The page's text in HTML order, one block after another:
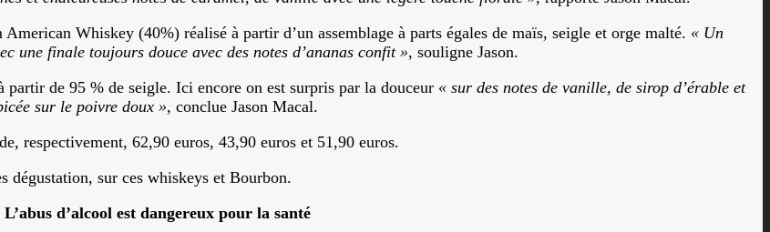
Whiskey (40%) réalisé à partir d’un assemblage à parts égales de maïs, seigle et orge malté. « Un
une finale toujours douce avec des notes d’ananas confit », souligne Jason.
de 95 % de seigle. Ici encore on est surpris par la douceur « sur des notes de vanille, de sirop d’érable et
sur le poivre doux », conclue Jason Macal.
respectivement, 62,90 euros, 43,90 euros et 51,90 euros.
dégustation, sur ces whiskeys et Bourbon.
L’abus d’alcool est dangereux pour la santé